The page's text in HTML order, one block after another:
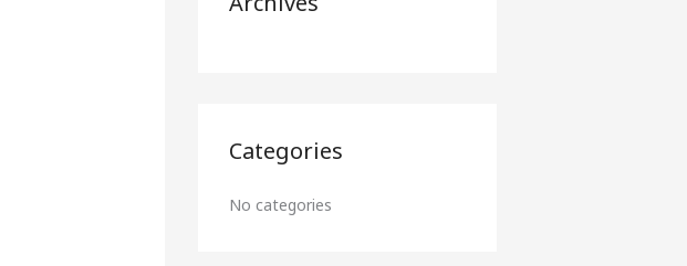
Categories
No categories